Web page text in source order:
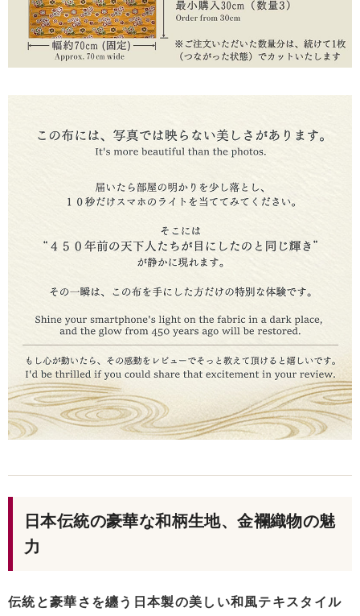
日本伝統の豪華な和柄生地、金襴織物の魅
力
伝統と豪華さを纏う日本製の美しい和風テキスタイル